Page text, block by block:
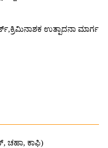
ಕ್ರಿಮಿನಾಶಕ ಉತ್ಪಾದನಾ ಮಾರ್ಗ
ಚಹಾ, ಕಾಫಿ)